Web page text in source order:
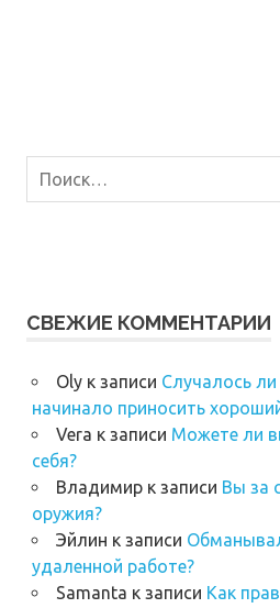
СВЕЖИЕ КОММЕНТАРИИ
Olyк записи Случалось
начинало приносить
Vera к записи Можете ли
себя?
Владимирк записи Вы за
оружия?
Эйлин к записи
удаленной работе?
Samanta к записи Как